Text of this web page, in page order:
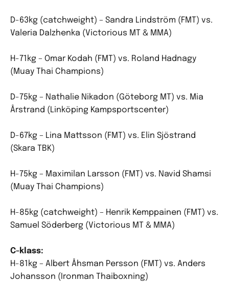
D-63kg (catchweight) – Sandra Lindström (FMT) vs.
Valeria Dalzhenka (Victorious MT & MMA)
H-71kg – Omar Kodah (FMT) vs. Roland Hadnagy
(Muay Thai Champions)
D-75kg – Nathalie Nikadon (Göteborg MT) vs. Mia
Årstrand (Linköping Kampsportscenter)
D-67kg – Lina Mattsson (FMT) vs. Elin Sjöstrand
(Skara TBK)
H-75kg – Maximilan Larsson (FMT) vs. Navid Shamsi
(Muay Thai Champions)
H-85kg (catchweight) – Henrik Kemppainen (FMT) vs.
Samuel Söderberg (Victorious MT & MMA)
C-klass:
H-81kg – Albert Åhsman Persson (FMT) vs. Anders
Johansson (Ironman Thaiboxning)